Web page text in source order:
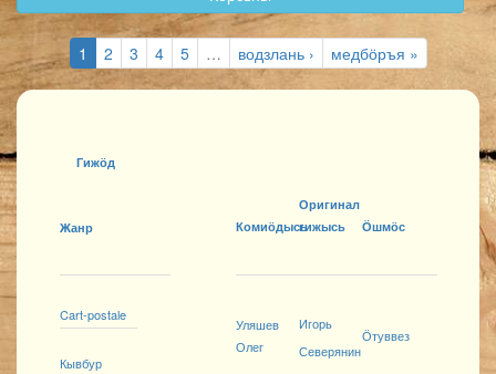
1 2 3 4 5 … водзлань › медбӧръя »
Гижӧд
Жанр Комиӧдысь
Оригинал
гижысь
Ӧшмӧс
Cart-postale
Кывбур
Уляшев
Олег
Игорь
Северянин
Ӧтуввез